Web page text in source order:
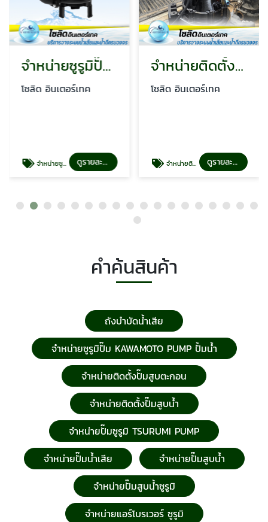
จำหน่ายซูรูมิปั๊ม KAWAMOTO PUMP ปั้มน้ำ
โซลิด อินเตอร์เทค
จำหน่ายซูรูมิปั๊ม KAWAMOTO PUMP ปั้มน้ำ ดูรายละเอียด
จำหน่ายติดตั้งปั๊มสูบตะกอน
โซลิด อินเตอร์เทค
จำหน่ายติดตั้งปั๊มสูบตะกอน ดูรายละเอียด
คำค้นสินค้า
ถังบำบัดน้ำเสีย
จำหน่ายซูรูมิปั๊ม KAWAMOTO PUMP ปั้มน้ำ
จำหน่ายติดตั้งปั๊มสูบตะกอน
จำหน่ายติดตั้งปั๊มสูบน้ำ
จำหน่ายปั๊มซูรูมิ TSURUMI PUMP
จำหน่ายปั๊มน้ำเสีย
จำหน่ายปั๊มสูบน้ำ
จำหน่ายปั๊มสูบน้ำซูรูมิ
จำหน่ายแอร์โบรเวอร์ ซูรูมิ